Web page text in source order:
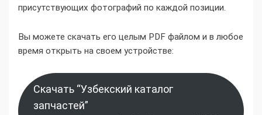
присутствующих фотографий по каждой позиции.
Вы можете скачать его целым PDF файлом и в любое
время открыть на своем устройстве:
Скачать “Узбекский каталог
запчастей”